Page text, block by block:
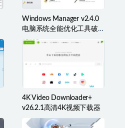
Windows Manager v2.4.0
电脑系统全能优化工具破
解版
4K Video Downloader+
v26.2.1高清4K视频下载器